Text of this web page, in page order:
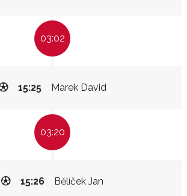
03:02
Marek David
15:25
03:20
Bělíček Jan
15:26